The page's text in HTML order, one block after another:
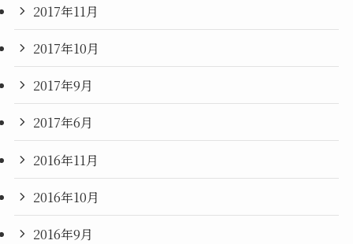
2017年11月
2017年10月
2017年9月
2017年6月
2016年11月
2016年10月
2016年9月